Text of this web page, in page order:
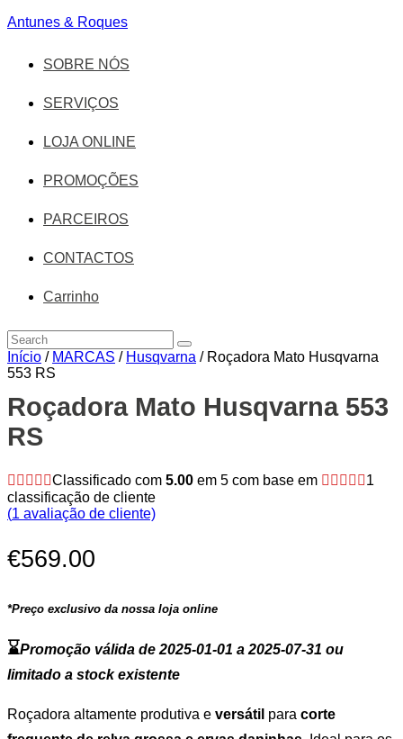
Antunes & Roques
SOBRE NÓS
SERVIÇOS
LOJA ONLINE
PROMOÇÕES
PARCEIROS
CONTACTOS
Carrinho
Início / MARCAS / Husqvarna / Roçadora Mato Husqvarna
553 RS
Roçadora Mato Husqvarna 553
RS
Classificado com 5.00 em 5 com base em
1
classificação de cliente
(1 avaliação de cliente)
€569.00
*Preço exclusivo da nossa loja online
⌛Promoção válida de 2025-01-01 a 2025-07-31 ou
limitado a stock existente
Roçadora altamente produtiva e versátil para corte